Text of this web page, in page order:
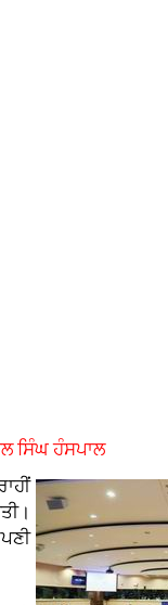
ਸਿੰਘ ਹੰਸਪਾਲ